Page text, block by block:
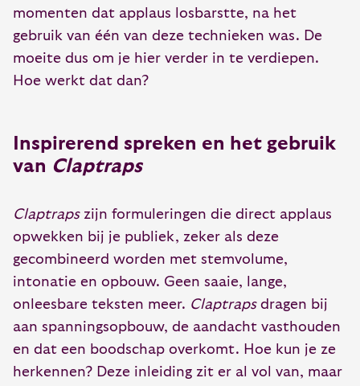
momenten dat applaus losbarstte, na het
gebruik van één van deze technieken was. De
moeite dus om je hier verder in te verdiepen.
Hoe werkt dat dan?
Inspirerend spreken en het gebruik
van Claptraps
Claptrapszijn formuleringen die direct applaus
opwekken bij je publiek, zeker als deze
gecombineerd worden met stemvolume,
intonatie en opbouw. Geen saaie, lange,
onleesbare teksten meer. Claptrapsdragen bij
aan spanningsopbouw, de aandacht vasthouden
en dat een boodschap overkomt. Hoe kun je ze
herkennen? Deze inleiding zit er al vol van, maar